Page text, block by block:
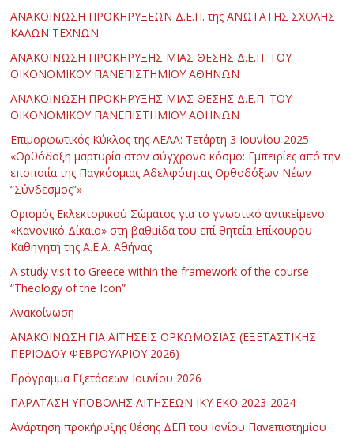
ΑΝΑΚΟΙΝΩΣΗ ΠΡΟΚΗΡΥΞΕΩΝ Δ.Ε.Π. της ΑΝΩΤΑΤΗΣ ΣΧΟΛΗΣ
ΚΑΛΩΝ ΤΕΧΝΩΝ
ΑΝΑΚΟΙΝΩΣΗ ΠΡΟΚΗΡΥΞΗΣ ΜΙΑΣ ΘΕΣΗΣ Δ.Ε.Π. ΤΟΥ
ΟΙΚΟΝΟΜΙΚΟΥ ΠΑΝΕΠΙΣΤΗΜΙΟΥ ΑΘΗΝΩΝ
ΑΝΑΚΟΙΝΩΣΗ ΠΡΟΚΗΡΥΞΗΣ ΜΙΑΣ ΘΕΣΗΣ Δ.Ε.Π. ΤΟΥ
ΟΙΚΟΝΟΜΙΚΟΥ ΠΑΝΕΠΙΣΤΗΜΙΟΥ ΑΘΗΝΩΝ
Επιμορφωτικός Κύκλος της ΑΕΑΑ: Τετάρτη 3 Ιουνίου 2025
«Ορθόδοξη μαρτυρία στον σύγχρονο κόσμο: Εμπειρίες από την
εποποιία της Παγκόσμιας Αδελφότητας Ορθοδόξων Νέων
“Σύνδεσμος”»
Ορισμός Εκλεκτορικού Σώματος για το γνωστικό αντικείμενο
«Κανονικό Δίκαιο» στη βαθμίδα του επί θητεία Επίκουρου
Καθηγητή της Α.Ε.Α. Αθήνας
Α study visit to Greece within the framework of the course
“Theology of the Icon”
Ανακοίνωση
ΑΝΑΚΟΙΝΩΣΗ ΓΙΑ ΑΙΤΗΣΕΙΣ ΟΡΚΩΜΟΣΙΑΣ (ΕΞΕΤΑΣΤΙΚΗΣ
ΠΕΡΙΟΔΟΥ ΦΕΒΡΟΥΑΡΙΟΥ 2026)
Πρόγραμμα Εξετάσεων Ιουνίου 2026
ΠΑΡΑΤΑΣΗ ΥΠΟΒΟΛΗΣ ΑΙΤΗΣΕΩΝ ΙΚΥ ΕΚΟ 2023-2024
Ανάρτηση προκήρυξης θέσης ΔΕΠ του Ιονίου Πανεπιστημίου